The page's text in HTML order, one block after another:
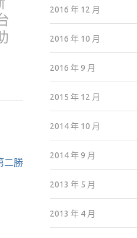
二勝
2016 年 12 月
2016 年 10 月
2016 年 9 月
2015 年 12 月
2014 年 10 月
2014 年 9 月
2013 年 5 月
2013 年 4 月